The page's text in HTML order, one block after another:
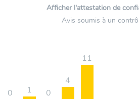
Afficher l'attestation de
Avis soumis à un
0
1
0
4
11